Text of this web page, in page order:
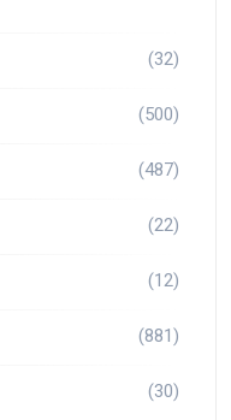
(32)
(500)
(487)
(22)
(12)
(881)
(30)